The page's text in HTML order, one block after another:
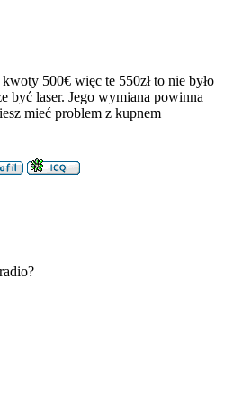
500€ więc te 550zł to nie było
być laser. Jego wymiana powinna
mieć problem z kupnem